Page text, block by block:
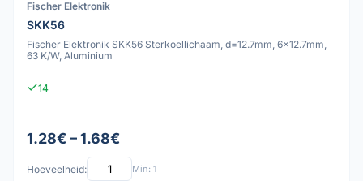
Fischer Elektronik
SKK56
Fischer Elektronik SKK56 Sterkoellichaam, d=12.7mm, 6x12.7mm,
63 K/W, Aluminium
14
1.28€ – 1.68€
Hoeveelheid: Min: 1